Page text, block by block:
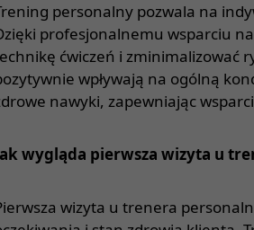
personalny pozwala na
profesjonalnemu wsparciu
ćwiczeń i zminimalizować
wpływają na ogólną
nawyki, zapewniając
wygląda pierwsza wizyta u
wizyta u trenera